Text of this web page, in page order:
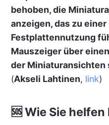
behoben, die
anzeigen, das zu
Festplattennutzung
Mauszeiger über
der Miniaturansichten
(Akseli Lahtinen, link)
🆘 Wie Sie